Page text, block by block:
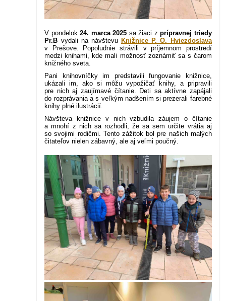
V pondelok24. marca 2025 sa žiaci zprípravnej triedy
Pr.B vydali na návštevuKnižnice P. O. Hviezdoslava
v Prešove. Popoludnie strávili v príjemnom prostredí
medzi knihami, kde mali možnosť zoznámiť sa s čarom
knižného sveta.
Pani knihovníčky im predstavili fungovanie knižnice,
ukázali im, ako si môžu vypožičať knihy, a pripravili
pre nich aj zaujímavé čítanie. Deti sa aktívne zapájali
do rozprávania a s veľkým nadšením si prezerali farebné
knihy plné ilustrácií.
Návšteva knižnice v nich vzbudila záujem o čítanie
a mnohí z nich sa rozhodli, že sa sem určite vrátia aj
so svojimi rodičmi. Tento zážitok bol pre našich malých
čitateľov nielen zábavný, ale aj veľmi poučný.